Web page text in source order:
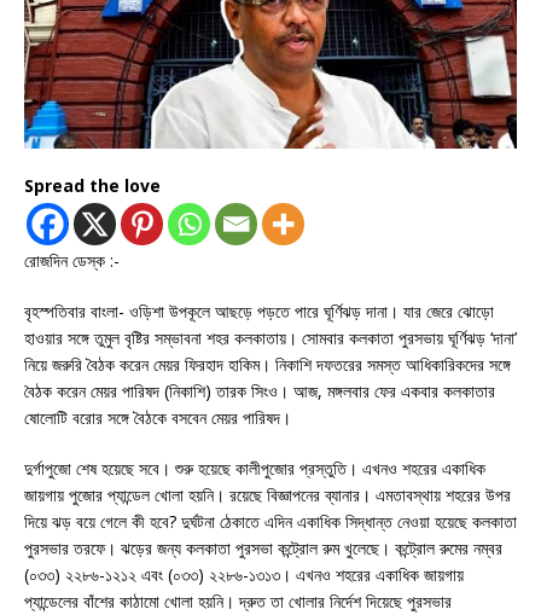
Spread the love
রোজদিন ডেস্ক :-
বৃহস্পতিবার বাংলা- ওড়িশা উপকূলে আছড়ে পড়তে পারে ঘূর্ণিঝড় দানা। যার জেরে ঝোড়ো
হাওয়ার সঙ্গে তুমুল বৃষ্টির সম্ভাবনা শহর কলকাতায়। সোমবার কলকাতা পুরসভায় ঘূর্ণিঝড় ‘দানা’
নিয়ে জরুরি বৈঠক করেন মেয়র ফিরহাদ হাকিম। নিকাশি দফতরের সমস্ত আধিকারিকদের সঙ্গে
বৈঠক করেন মেয়র পারিষদ (নিকাশি) তারক সিংও। আজ, মঙ্গলবার ফের একবার কলকাতার
ষোলোটি বরোর সঙ্গে বৈঠকে বসবেন মেয়র পারিষদ।
দুর্গাপুজো শেষ হয়েছে সবে। শুরু হয়েছে কালীপুজোর প্রস্তুতি। এখনও শহরের একাধিক
জায়গায় পুজোর প্যান্ডেল খোলা হয়নি। রয়েছে বিজ্ঞাপনের ব্যানার। এমতাবস্থায় শহরের উপর
দিয়ে ঝড় বয়ে গেলে কী হবে? দুর্ঘটনা ঠেকাতে এদিন একাধিক সিদ্ধান্ত নেওয়া হয়েছে কলকাতা
পুরসভার তরফে। ঝড়ের জন্য কলকাতা পুরসভা কন্ট্রোল রুম খুলেছে। কন্ট্রোল রুমের নম্বর
(০৩৩) ২২৮৬-১২১২ এবং (০৩৩) ২২৮৬-১৩১৩। এখনও শহরের একাধিক জায়গায়
প্যান্ডেলের বাঁশের কাঠামো খোলা হয়নি। দ্রুত তা খোলার নির্দেশ দিয়েছে পুরসভার